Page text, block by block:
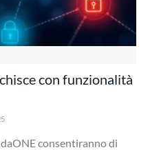
con funzionalità
consentiranno di